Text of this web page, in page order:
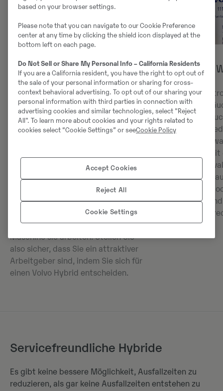
Hochqualifizierte Bediener
gewinnen
Die Hybridbagger von Volvo sind
nicht nur in Bezug auf die robuste
Bauweise und den Motor ein
Bediener. Die Einstellung
hochqualifizierter Bediener wird
Qualitätsprodukte haben. Diese
Bediener können es sich leisten,
wählerisch zu sein, mit welcher
Maschine sie arbeiten. Stellen Sie
also sicher, dass Sie ein attraktiver
Arbeitgeber sind, indem Sie sich für
einen Volvo Hybrid entscheiden.
Einfachere
Die neue
weniger
gleichzeitig
Kupplungen
Filter wurden
verdoppelt,
ein Minimum
Servicefreundliche Hybride
Es gibt keine bessere Möglichkeit, Ausfallzeiten zu
reduzieren, als gar keine Ausfallzeiten entstehen zu
based on your browser settings.
Please note that you can navigate to our Cookie Preference
center at any time by clicking the shield icon displayed at the
bottom left on each page.
Do Not Sell or Share My Personal Info – California Residents
If you are a California resident, you have the right to opt out of
the sale of your personal information or sharing for cross-
context behavioral advertising. To opt out of our sharing your
personal information with third parties in connection with
advertising cookies and similar technologies, select "Reject
All". To learn more about cookies and your rights related to
cookies select “Cookie Settings” or seeCookie Policy
Accept Cookies
Reject All
Cookie Settings